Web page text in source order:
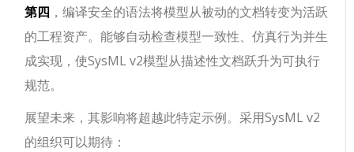
第四 ，编译安全的语法将模型从被动的文档转变为活跃
的工程资产。能够自动检查模型一致性、仿真行为并生
成实现，使SysML v2模型从描述性文档跃升为可执行
规范。
展望未来，其影响将超越此特定示例。采用SysML v2
的组织可以期待：